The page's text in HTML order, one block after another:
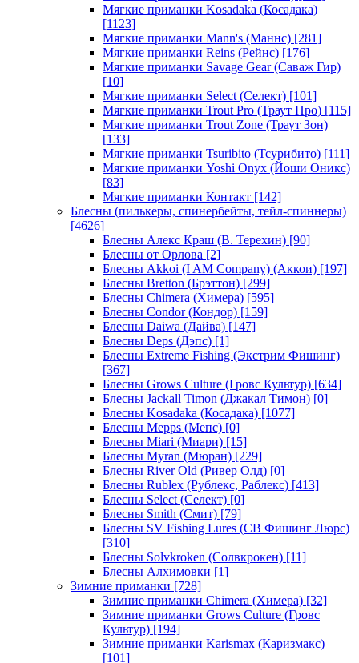
Мягкие приманки Kosadaka (Косадака)
[1123]
Мягкие приманки Mann's (Маннс) [281]
Мягкие приманки Reins (Рейнс) [176]
Мягкие приманки Savage Gear (Саваж Гир)
[10]
Мягкие приманки Select (Селект) [101]
Мягкие приманки Trout Pro (Траут Про) [115]
Мягкие приманки Trout Zone (Траут Зон)
[133]
Мягкие приманки Tsuribito (Тсурибито) [111]
Мягкие приманки Yoshi Onyx (Йоши Оникс)
[83]
Мягкие приманки Контакт [142]
Блесны (пилькеры, спинербейты, тейл-спиннеры)
[4626]
Блесны Алекс Краш (В. Терехин) [90]
Блесны от Орлова [2]
Блесны Akkoi (I AM Company) (Аккои) [197]
Блесны Bretton (Брэттон) [299]
Блесны Chimera (Химера) [595]
Блесны Condor (Кондор) [159]
Блесны Daiwa (Дайва) [147]
Блесны Deps (Дэпс) [1]
Блесны Extreme Fishing (Экстрим Фишинг)
[367]
Блесны Grows Culture (Гровс Культур) [634]
Блесны Jackall Timon (Джакал Тимон) [0]
Блесны Kosadaka (Косадака) [1077]
Блесны Mepps (Мепс) [0]
Блесны Miari (Миари) [15]
Блесны Myran (Мюран) [229]
Блесны River Old (Ривер Олд) [0]
Блесны Rublex (Рублекс, Раблекс) [413]
Блесны Select (Селект) [0]
Блесны Smith (Смит) [79]
Блесны SV Fishing Lures (СВ Фишинг Люрс)
[310]
Блесны Solvkroken (Солвкрокен) [11]
Блесны Алхимовки [1]
Зимние приманки [728]
Зимние приманки Chimera (Химера) [32]
Зимние приманки Grows Culture (Гровс
Культур) [194]
Зимние приманки Karismax (Каризмакс)
[101]